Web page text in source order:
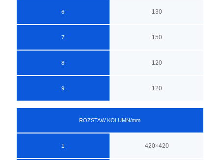
6 130
7 150
8 120
9 120
ROZSTAW KOLUMN/mm
1 420×420